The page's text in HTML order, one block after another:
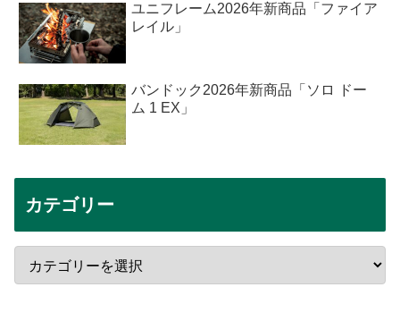
ユニフレーム2026年新商品「ファイア
レイル」
バンドック2026年新商品「ソロ ドー
ム 1 EX」
カテゴリー